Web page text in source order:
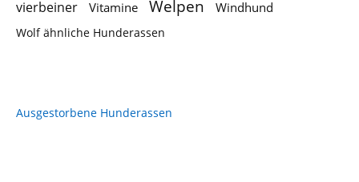
vierbeiner
Vitamine Welpen Windhund
Wolf ähnliche Hunderassen
Ausgestorbene Hunderassen